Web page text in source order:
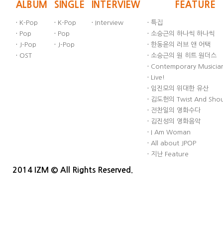
ALBUM
· K-Pop
· Pop
· J-Pop
· OST
SINGLE
· K-Pop
· Pop
· J-Pop
INTERVIEW
· Interview
FEATURE
· 특집
· 소승근의 하나씩 하나씩
· 한동윤의 러브 앤 어택
· 소승근의 원 히트 원더스
· Contemporary
· Live!
· 임진모의 위대한 유산
· 김도헌의 Twist And
· 전찬일의 영화수다
· 김진성의 영화음악
· I Am Woman
· All about JPOP
· 지난 Feature
2014 IZM © All Rights Reserved.